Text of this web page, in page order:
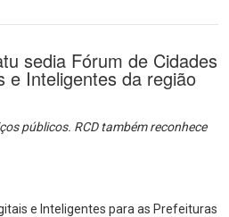
sedia Fórum de Cidades
e Inteligentes da região
públicos. RCD também reconhece
e Inteligentes para as Prefeituras